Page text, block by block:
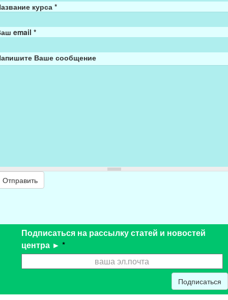
курса*
email*
Ваше сообщение
Отправить
Подписаться на рассылку статей и новостей
центра ► *
Подписаться